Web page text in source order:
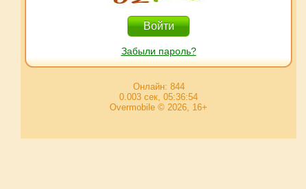
Забыли пароль?
Онлайн: 844
0.003 сек, 05:36:54
Overmobile © 2026, 16+